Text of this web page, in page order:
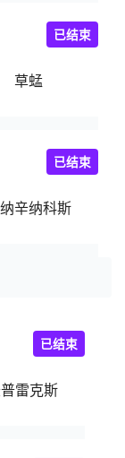
草蜢
已结束
辛纳科斯
已结束
雷克斯
已结束